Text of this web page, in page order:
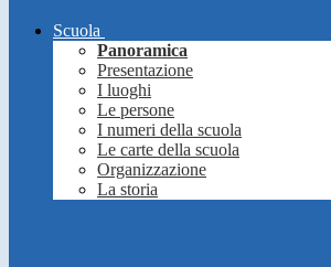
Scuola
Panoramica
Presentazione
I luoghi
Le persone
I numeri della scuola
Le carte della scuola
Organizzazione
La storia